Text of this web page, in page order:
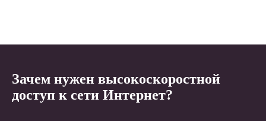
Зачем нужен высокоскоростной
доступ к сети Интернет?